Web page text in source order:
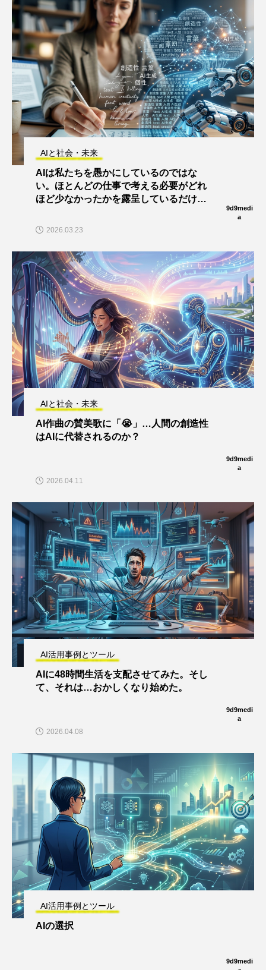
AIと社会・未来
AIは私たちを愚かにしているのではな
い。ほとんどの仕事で考える必要がどれ
ほど少なかったかを露呈しているだけ
9d9medi
a
2026.03.23
AIと社会・未来
AI作曲の賛美歌に「😭」…人間の創造性
はAIに代替されるのか？
9d9medi
a
2026.04.11
AI活用事例とツール
AIに48時間生活を支配させてみた。そし
て、それは…おかしくなり始めた。
9d9medi
a
2026.04.08
AI活用事例とツール
AIの選択
9d9medi